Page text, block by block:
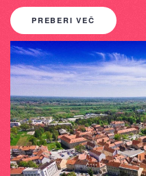
PREBERI VEČ